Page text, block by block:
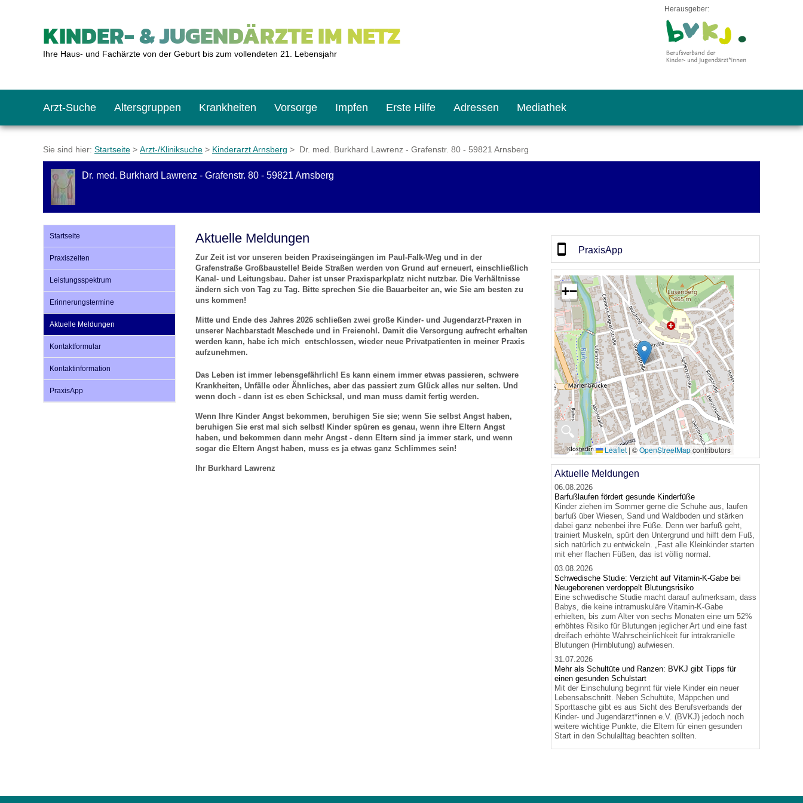
KINDER- & JUGENDÄRZTE IM NETZ
Ihre Haus- und Fachärzte von der Geburt bis zum vollendeten 21. Lebensjahr
Herausgeber:
Arzt-Suche Altersgruppen
Das erste Jahr
Jugendliche
Krankheiten Vorsorge
Baby: U1 bis U6
Teenager: J1 bis J2
Impfen
Impfkalender
Impfreaktionen
Impfsicherheit
Häufige Fragen
Recht auf Impfung
Vorsorge- und Impferinnerung
Erste Hilfe
Notrufnummern
Sofortmaßnahmen
Notdienste
Adressen
Notdienste
Link-Tipps
Mediathek
BMI-Rechner
Wachstum-Rechner
Empfehlungen zum Bildschirmmediengebrauch
Hörlexikon
Material zu den Vorsorgen
Entwicklungskalender
Sie sind hier: Startseite > Arzt-/Kliniksuche > Kinderarzt Arnsberg > Dr. med. Burkhard Lawrenz - Grafenstr. 80 - 59821 Arnsberg
Dr. med. Burkhard Lawrenz - Grafenstr. 80 - 59821 Arnsberg
Startseite
Praxiszeiten
Leistungsspektrum
Erinnerungstermine
Aktuelle Meldungen
Kontaktformular
Kontaktinformation
PraxisApp
Aktuelle Meldungen
Zur Zeit ist vor unseren beiden Praxiseingängen im Paul-Falk-Weg und in der
Grafenstraße Großbaustelle! Beide Straßen werden von Grund auf erneuert, einschließlich
Kanal- und Leitungsbau. Daher ist unser Praxisparkplatz nicht nutzbar. Die Verhältnisse
ändern sich von Tag zu Tag. Bitte sprechen Sie die Bauarbeiter an, wie Sie am besten zu
uns kommen!
Mitte und Ende des Jahres 2026 schließen zwei große Kinder- und Jugendarzt-Praxen in
unserer Nachbarstadt Meschede und in Freienohl. Damit die Versorgung aufrecht erhalten
werden kann, habe ich mich entschlossen, wieder neue Privatpatienten in meiner Praxis
aufzunehmen.
Das Leben ist immer lebensgefährlich! Es kann einem immer etwas passieren, schwere
Krankheiten, Unfälle oder Ähnliches, aber das passiert zum Glück alles nur selten. Und
wenn doch - dann ist es eben Schicksal, und man muss damit fertig werden.
Wenn Ihre Kinder Angst bekommen, beruhigen Sie sie; wenn Sie selbst Angst haben,
beruhigen Sie erst mal sich selbst! Kinder spüren es genau, wenn ihre Eltern Angst
haben, und bekommen dann mehr Angst - denn Eltern sind ja immer stark, und wenn
sogar die Eltern Angst haben, muss es ja etwas ganz Schlimmes sein!
Ihr Burkhard Lawrenz
PraxisApp
🔍
+−
Leaflet | ©OpenStreetMapcontributors
Aktuelle Meldungen
06.08.2026
Barfußlaufen fördert gesunde Kinderfüße
Kinder ziehen im Sommer gerne die Schuhe aus, laufen
barfuß über Wiesen, Sand und Waldboden und stärken
dabei ganz nebenbei ihre Füße. Denn wer barfuß geht,
trainiert Muskeln, spürt den Untergrund und hilft dem Fuß,
sich natürlich zu entwickeln. „Fast alle Kleinkinder starten
mit eher flachen Füßen, das ist völlig normal.
03.08.2026
Schwedische Studie: Verzicht auf Vitamin-K-Gabe bei
Neugeborenen verdoppelt Blutungsrisiko
Eine schwedische Studie macht darauf aufmerksam, dass
Babys, die keine intramuskuläre Vitamin-K-Gabe
erhielten, bis zum Alter von sechs Monaten eine um 52%
erhöhtes Risiko für Blutungen jeglicher Art und eine fast
dreifach erhöhte Wahrscheinlichkeit für intrakranielle
Blutungen (Hirnblutung) aufwiesen.
31.07.2026
Mehr als Schultüte und Ranzen: BVKJ gibt Tipps für
einen gesunden Schulstart
Mit der Einschulung beginnt für viele Kinder ein neuer
Lebensabschnitt. Neben Schultüte, Mäppchen und
Sporttasche gibt es aus Sicht des Berufsverbands der
Kinder- und Jugendärzt*innen e.V. (BVKJ) jedoch noch
weitere wichtige Punkte, die Eltern für einen gesunden
Start in den Schulalltag beachten sollten.